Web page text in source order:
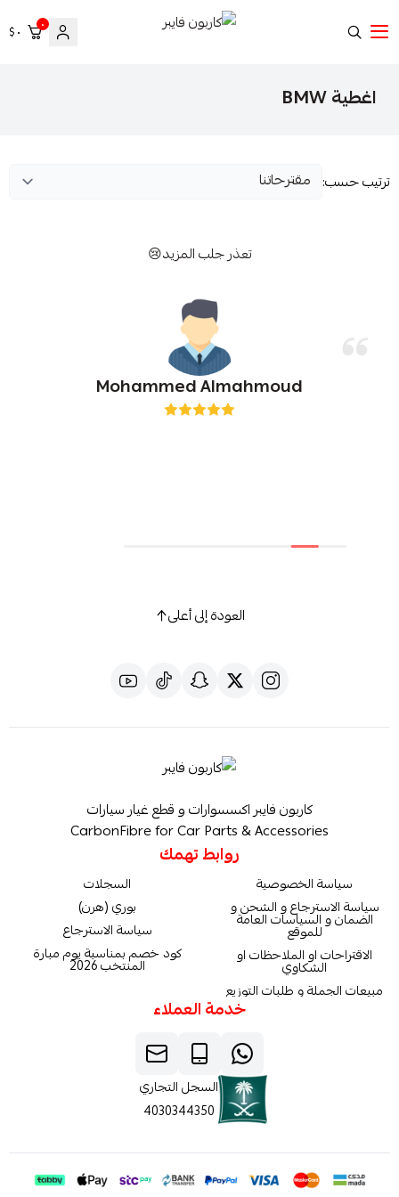
٠ ٠ $
اغطية BMW
ترتيب حسب:
تعذر جلب المزيد😢
Mohammed Almahmoud
العودة إلى أعلى
كاربون فايبر اكسسوارات و قطع غيار سيارات
CarbonFibre for Car Parts & Accessories
روابط تهمك
سياسة الخصوصية
سياسة الاسترجاع و الشحن و
الضمان و السياسات العامة
للموقع
الاقتراحات او الملاحظات او
الشكاوي
مبيعات الجملة و طلبات التوزيع
السجلات
بوري (هرن)
سياسة الاسترجاع
كود خصم بمناسبة يوم مبارة
المنتخب 2026
خدمة العملاء
السجل التجاري
4030344350